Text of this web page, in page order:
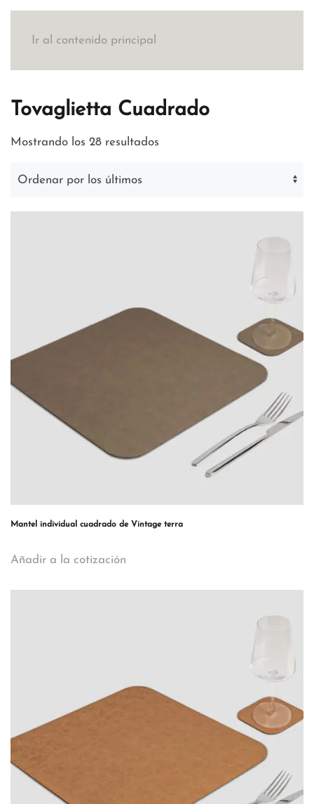
Ir al contenido principal
Tovaglietta Cuadrado
Mostrando los 28 resultados
Mantel individual cuadrado de Vintage terra
Añadir a la cotización